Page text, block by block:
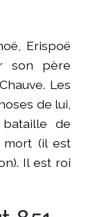
Erispoë
son père
Les
de lui,
de
mort (il est
Il est roi